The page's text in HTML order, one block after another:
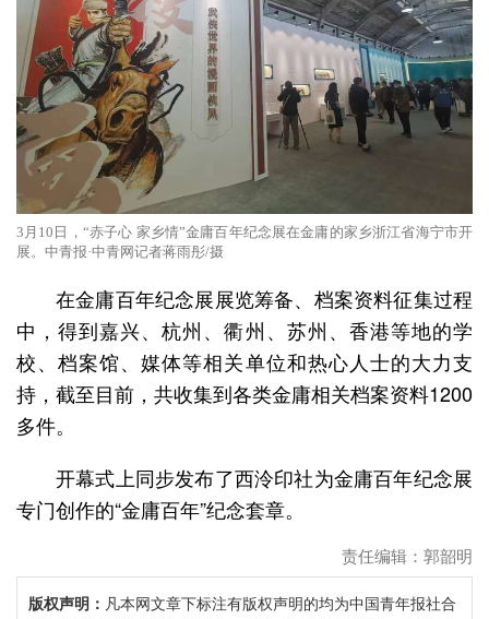
3月10日，“赤子心 家乡情”金庸百年纪念展在金庸的家乡浙江省海宁市开
展。中青报·中青网记者蒋雨彤/摄
在金庸百年纪念展展览筹备、档案资料征集过程
中，得到嘉兴、杭州、衢州、苏州、香港等地的学
校、档案馆、媒体等相关单位和热心人士的大力支
持，截至目前，共收集到各类金庸相关档案资料1200
多件。
开幕式上同步发布了西泠印社为金庸百年纪念展
专门创作的“金庸百年”纪念套章。
责任编辑：郭韶明
版权声明： 凡本网文章下标注有版权声明的均为中国青年报社合